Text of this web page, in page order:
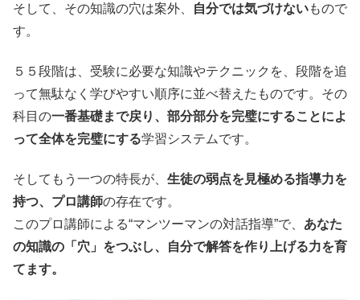
そして、その知識の穴は案外、 自分では気づけないもので
す。
５５段階は、受験に必要な知識やテクニックを、段階を追
って無駄なく学びやすい順序に並べ替えたものです。その
科目の一番基礎まで戻り、部分部分を完璧にすることによ
って全体を完璧にする学習システムです。
そしてもう一つの特長が、 生徒の弱点を見極める指導力を
持つ、プロ講師の存在です。
このプロ講師による“マンツーマンの対話指導”で、 あなた
の知識の「穴」をつぶし、自分で解答を作り上げる力を育
てます。